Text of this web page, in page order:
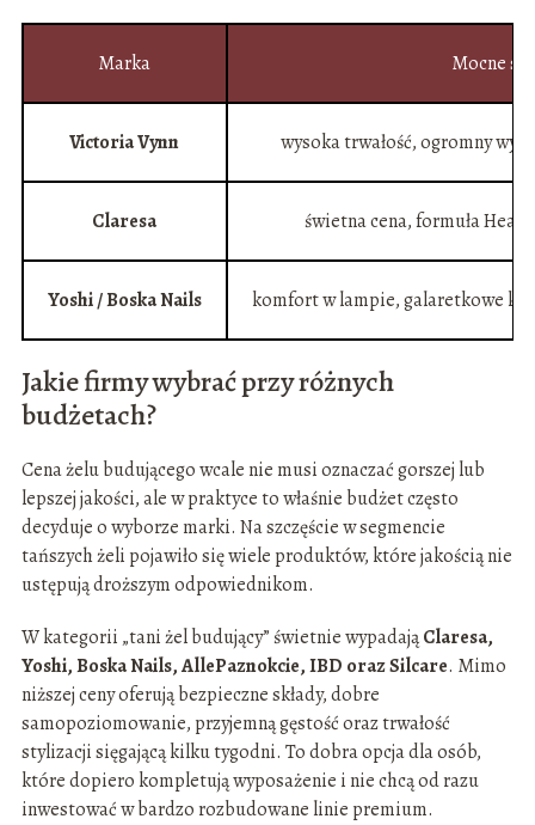
Marka Mocne
Victoria Vynn wysoka trwałość, ogromny
Claresa świetna cena, formuła
Yoshi / Boska Nails komfort w lampie, galaretkowe
Jakie firmy wybrać przy różnych
budżetach?
Cena żelu budującego wcale nie musi oznaczać gorszej lub
lepszej jakości, ale w praktyce to właśnie budżet często
decyduje o wyborze marki. Na szczęście w segmencie
tańszych żeli pojawiło się wiele produktów, które jakością nie
ustępują droższym odpowiednikom.
W kategorii „tani żel budujący” świetnie wypadająClaresa,
Yoshi, Boska Nails, AllePaznokcie, IBD oraz Silcare. Mimo
niższej ceny oferują bezpieczne składy, dobre
samopoziomowanie, przyjemną gęstość oraz trwałość
stylizacji sięgającą kilku tygodni. To dobra opcja dla osób,
które dopiero kompletują wyposażenie i nie chcą od razu
inwestować w bardzo rozbudowane linie premium.